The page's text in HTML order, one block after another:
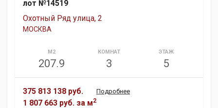
лот №14519
Охотный Ряд улица, 2
МОСКВА
М2
207.9
КОМНАТ
3
ЭТАЖ
5
375 813 138 руб.
1 807 663 руб. за м2
Подробнее